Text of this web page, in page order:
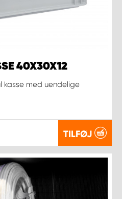
40X30X12
kasse med uendelige
TILFØJ